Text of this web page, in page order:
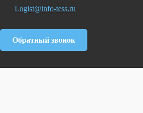
Logist@info-tess.ru
Обратный звонок